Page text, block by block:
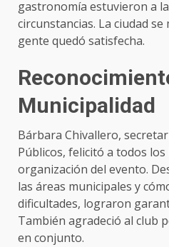
gastronomía estuvieron a
circunstancias. La ciudad
gente quedó satisfecha.
Municipalidad
Bárbara Chivallero,
Públicos, felicitó a todos
organización del evento.
las áreas municipales y
dificultades, lograron
También agradeció al club
en conjunto.